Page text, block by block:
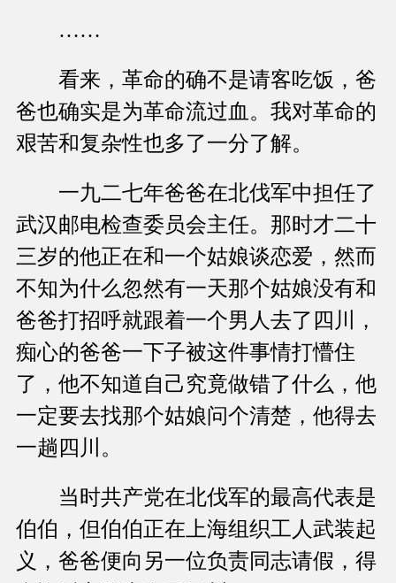
……
看来，革命的确不是请客吃饭，爸
爸也确实是为革命流过血。我对革命的
艰苦和复杂性也多了一分了解。
一九二七年爸爸在北伐军中担任了
武汉邮电检查委员会主任。那时才二十
三岁的他正在和一个姑娘谈恋爱，然而
不知为什么忽然有一天那个姑娘没有和
爸爸打招呼就跟着一个男人去了四川，
痴心的爸爸一下子被这件事情打懵住
了，他不知道自己究竟做错了什么，他
一定要去找那个姑娘问个清楚，他得去
一趟四川。
当时共产党在北伐军的最高代表是
伯伯，但伯伯正在上海组织工人武装起
义，爸爸便向另一位负责同志请假，得